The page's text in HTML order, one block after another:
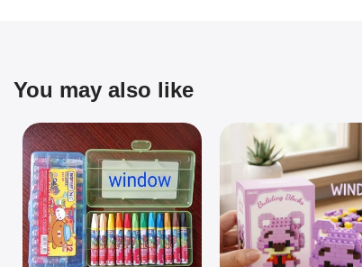
You may also like